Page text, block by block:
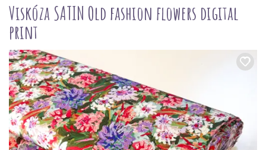
Viskóza SATIN Old fashion flowers digital
print